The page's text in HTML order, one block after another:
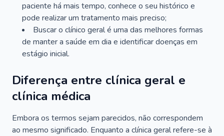
paciente há mais tempo, conhece o seu histórico e
pode realizar um tratamento mais preciso;
Buscar o clínico geral é uma das melhores formas
de manter a saúde em dia e identificar doenças em
estágio inicial.
Diferença entre clínica geral e
clínica médica
Embora os termos sejam parecidos, não correspondem
ao mesmo significado. Enquanto a clínica geral refere-se à